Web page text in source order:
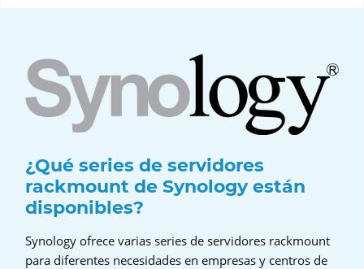
¿Qué series de servidores
rackmount de Synology están
disponibles?
Synology ofrece varias series de servidores rackmount
para diferentes necesidades en empresas y centros de